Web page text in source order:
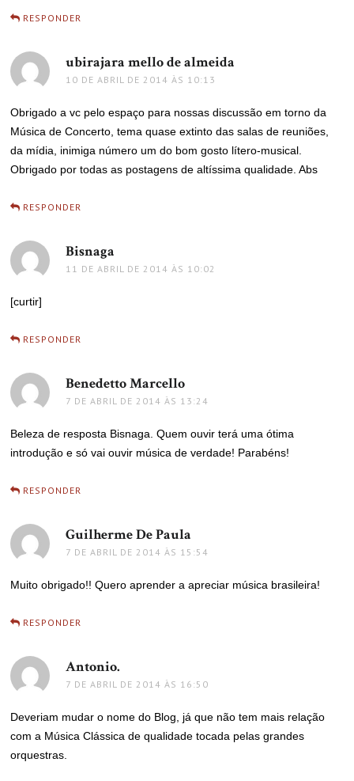
RESPONDER
ubirajara mello de almeida
10 DE ABRIL DE 2014 ÀS 10:13
Obrigado a vc pelo espaço para nossas discussão em torno da
Música de Concerto, tema quase extinto das salas de reuniões,
da mídia, inimiga número um do bom gosto lítero-musical.
Obrigado por todas as postagens de altíssima qualidade. Abs
RESPONDER
Bisnaga
11 DE ABRIL DE 2014 ÀS 10:02
[curtir]
RESPONDER
Benedetto Marcello
7 DE ABRIL DE 2014 ÀS 13:24
Beleza de resposta Bisnaga. Quem ouvir terá uma ótima
introdução e só vai ouvir música de verdade! Parabéns!
RESPONDER
Guilherme De Paula
7 DE ABRIL DE 2014 ÀS 15:54
Muito obrigado!! Quero aprender a apreciar música brasileira!
RESPONDER
Antonio.
7 DE ABRIL DE 2014 ÀS 16:50
Deveriam mudar o nome do Blog, já que não tem mais relação
com a Música Clássica de qualidade tocada pelas grandes
orquestras.